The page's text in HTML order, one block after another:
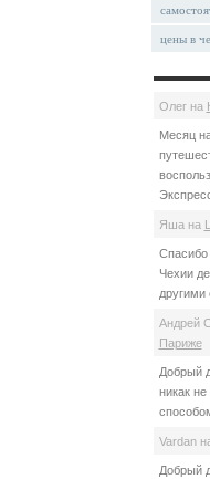
цены в
Олегна
Месяц
Яша на
Спасибо
Чехии
другими
Андрей
Париже
Добрый
никак
Vardan
Добрый